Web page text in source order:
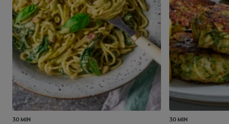
30 MIN 30 MIN